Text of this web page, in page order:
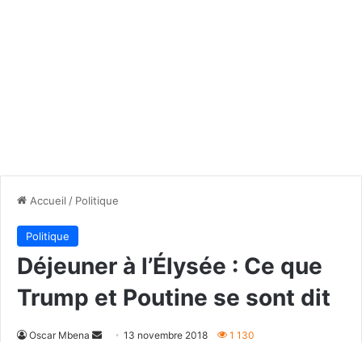
Accueil / Politique
Politique
Déjeuner à l’Élysée : Ce que
Trump et Poutine se sont dit
Oscar Mbena
Envoyer13 novembre 2018 1 130